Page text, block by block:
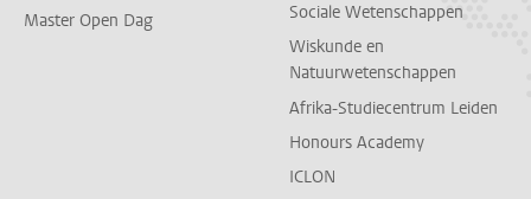
Master Open Dag
Sociale Wetenschappen
Wiskunde en
Natuurwetenschappen
Afrika-Studiecentrum Leiden
Honours Academy
ICLON